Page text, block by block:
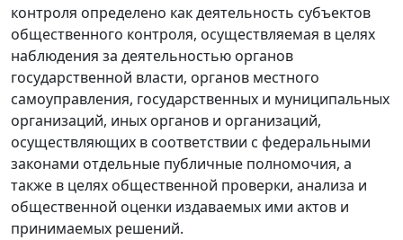
контроля определено как деятельность субъектов
общественного контроля, осуществляемая в целях
наблюдения за деятельностью органов
государственной власти, органов местного
самоуправления, государственных и муниципальных
организаций, иных органов и организаций,
осуществляющих в соответствии с федеральными
законами отдельные публичные полномочия, а
также в целях общественной проверки, анализа и
общественной оценки издаваемых ими актов и
принимаемых решений.